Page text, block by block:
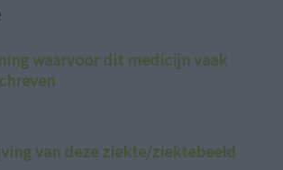
waarvoor dit medicijn vaak
van deze ziekte/ziektebeeld